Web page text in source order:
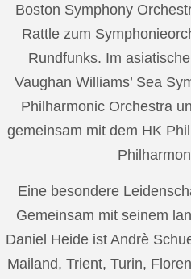
Boston Symphony
Rattle zum
Rundfunks. Im
Vaughan Williams’ Sea
Philharmonic Orchestra
gemeinsam mit dem HK
Eine besondere
Gemeinsam mit seinem
Daniel Heide ist Andrè
Mailand, Trient, Turin,